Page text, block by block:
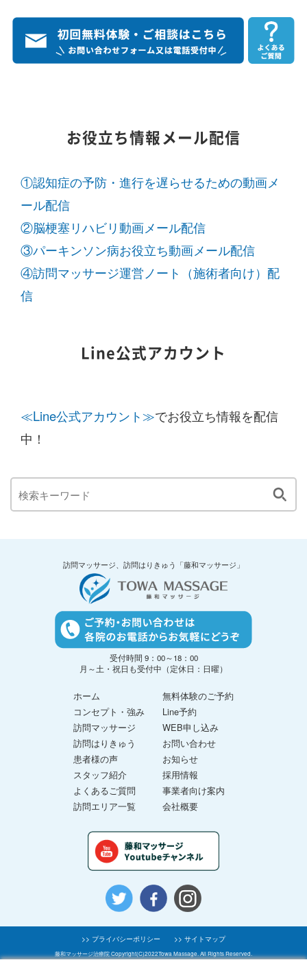
お役立ち情報メール配信
①認知症の予防・進行を遅らせるための動画メ
ール配信
②脳梗塞リハビリ動画メール配信
③パーキンソン病お役立ち動画メール配信
④訪問マッサージ運営ノート（施術者向け）配
信
Line公式アカウント
≪Line公式アカウント≫でお役立ち情報を配信
中！
訪問マッサージ、訪問はりきゅう「藤和マッサージ」
受付時間 9：00～18：00
月～土・祝日も受付中（定休日：日曜）
ホーム
コンセプト・強み
訪問マッサージ
訪問はりきゅう
患者様の声
スタッフ紹介
よくあるご質問
訪問エリア一覧
無料体験のご予約
Line予約
WEB申し込み
お問い合わせ
お知らせ
採用情報
事業者向け案内
会社概要
>> プライバシーポリシー >> サイトマップ
藤和マッサージ治療院 Copyright(C)2022Towa Massage. All Rights Reserved.